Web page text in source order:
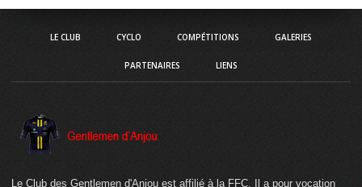
LE CLUB CYCLO COMPÉTITIONS GALERIES
PARTENAIRES LIENS
Le Club des Gentlemen d'Anjou est affilié à la FFC. Il a pour vocation